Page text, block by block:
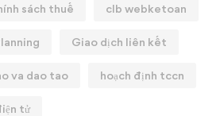
sách thuế clb webketoan
Giao dịch liên kết
va dao tao hoạch định tccn
tử